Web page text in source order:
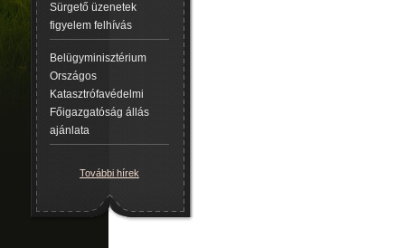
Sürgető üzenetek
figyelem felhívás
Belügyminisztérium
Országos
Katasztrófavédelmi
Főigazgatóság állás
ajánlata
További hírek